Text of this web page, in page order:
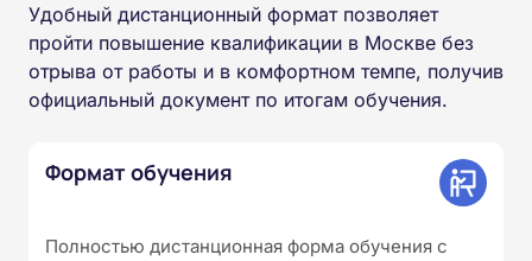
Удобный дистанционный формат позволяет
пройти повышение квалификации в Москве без
отрыва от работы и в комфортном темпе, получив
официальный документ по итогам обучения.
Формат обучения
Полностью дистанционная форма обучения с